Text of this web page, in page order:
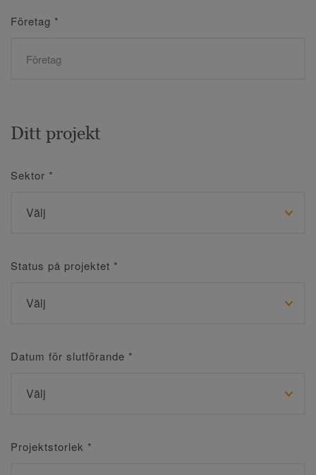
Företag *
Ditt projekt
Sektor *
Status på projektet *
Datum för slutförande *
Projektstorlek *